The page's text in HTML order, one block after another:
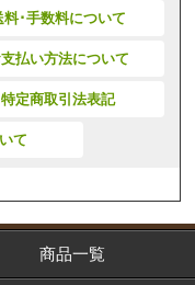
料･手数料について
払い方法について
特定商取引法表記
て
商品一覧